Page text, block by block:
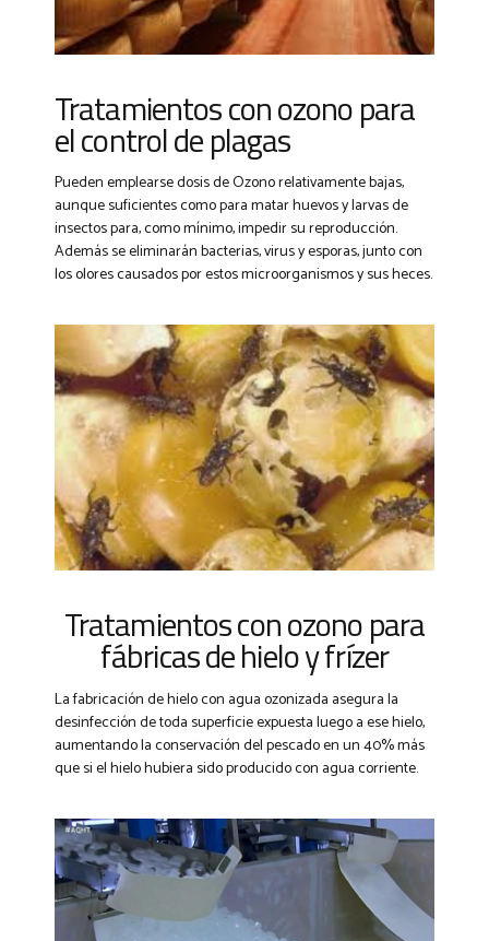
Tratamientos con ozono para
el control de plagas
Pueden emplearse dosis de Ozono relativamente bajas,
aunque suficientes como para matar huevos y larvas de
insectos para, como mínimo, impedir su reproducción.
Además se eliminarán bacterias, virus y esporas, junto con
los olores causados por estos microorganismos y sus heces.
Tratamientos con ozono para
fábricas de hielo y frízer
La fabricación de hielo con agua ozonizada asegura la
desinfección de toda superficie expuesta luego a ese hielo,
aumentando la conservación del pescado en un 40% más
que si el hielo hubiera sido producido con agua corriente.